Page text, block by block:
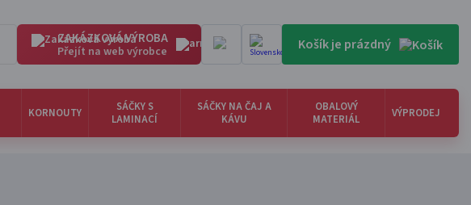
ZAKÁZKOVÁ VÝROBA
Přejít na web výrobce Košík je prázdný
KORNOUTY
SÁČKY S
LAMINACÍ
SÁČKY NA ČAJ A
KÁVU
OBALOVÝ
MATERIÁL
VÝPRODEJ